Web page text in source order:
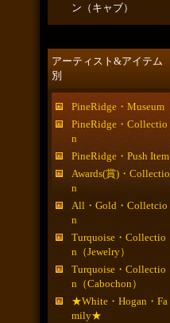
ン（キャブ）
アーティスト&アイテム
別
PineRidge・Museum
PineRidge・Collectio
n
PineRidge・Push Item
Awards(賞)・Collectio
n
All・Gold・Colletcio
n
Turquoise・Collectio
n（Jewelry）
Turquoise・Collectio
n（Cabochon）
★White・Hogan・Fa
mily★